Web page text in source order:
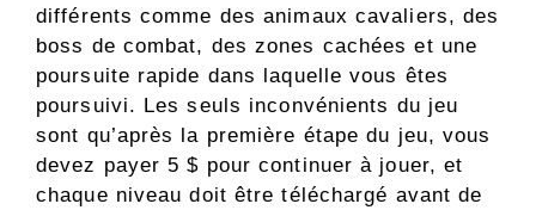
différents comme des animaux cavaliers, des
boss de combat, des zones cachées et une
poursuite rapide dans laquelle vous êtes
poursuivi. Les seuls inconvénients du jeu
sont qu’après la première étape du jeu, vous
devez payer 5 $ pour continuer à jouer, et
chaque niveau doit être téléchargé avant de